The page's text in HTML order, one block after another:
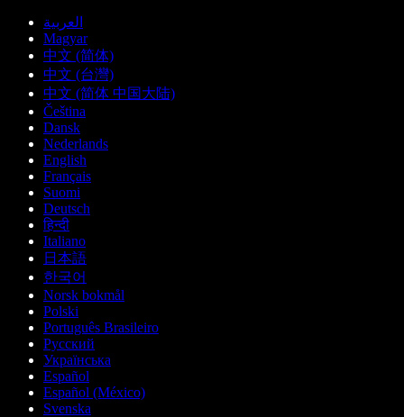
العربية
Magyar
中文 (简体)
中文 (台灣)
中文 (简体 中国大陆)
Čeština
Dansk
Nederlands
English
Français
Suomi
Deutsch
हिन्दी
Italiano
日本語
한국어
Norsk bokmål
Polski
Português Brasileiro
Русский
Українська
Español
Español (México)
Svenska